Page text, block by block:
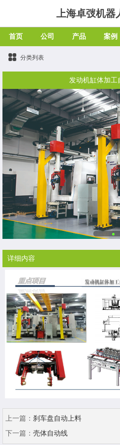
上海卓弢机器
首页 公司 产品 案例
分类列表
发动机缸体加工
详细内容
上一篇： 刹车盘自动上料
下一篇： 壳体自动线